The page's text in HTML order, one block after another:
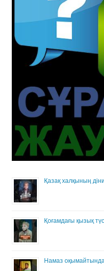
Қазақ халқының
Қоғамдағы қызық
Намаз